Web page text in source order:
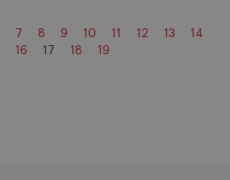
7 8 9 10 11 12 13
14
16 17 18 19